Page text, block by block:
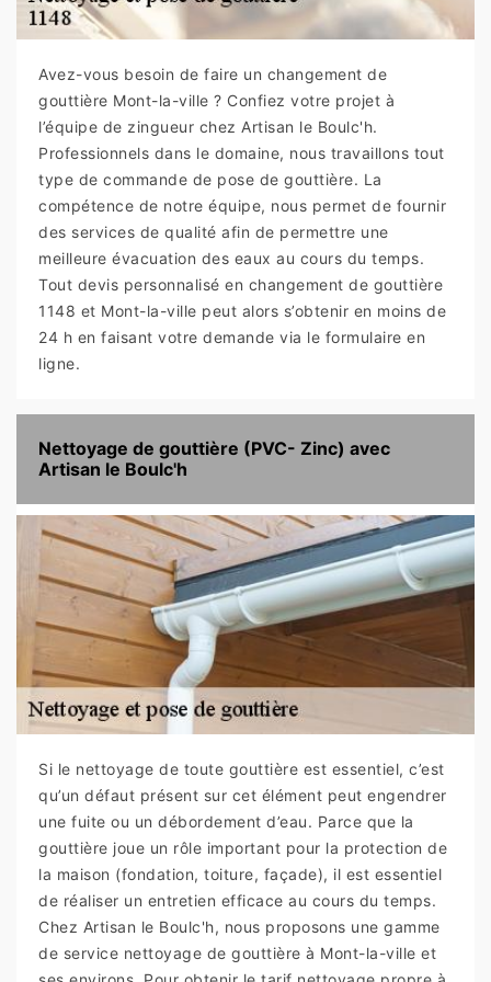
Avez-vous besoin de faire un changement de
gouttière Mont-la-ville ? Confiez votre projet à
l’équipe de zingueur chez Artisan le Boulc'h.
Professionnels dans le domaine, nous travaillons tout
type de commande de pose de gouttière. La
compétence de notre équipe, nous permet de fournir
des services de qualité afin de permettre une
meilleure évacuation des eaux au cours du temps.
Tout devis personnalisé en changement de gouttière
1148 et Mont-la-ville peut alors s’obtenir en moins de
24 h en faisant votre demande via le formulaire en
ligne.
Nettoyage de gouttière (PVC- Zinc) avec
Artisan le Boulc'h
Si le nettoyage de toute gouttière est essentiel, c’est
qu’un défaut présent sur cet élément peut engendrer
une fuite ou un débordement d’eau. Parce que la
gouttière joue un rôle important pour la protection de
la maison (fondation, toiture, façade), il est essentiel
de réaliser un entretien efficace au cours du temps.
Chez Artisan le Boulc'h, nous proposons une gamme
de service nettoyage de gouttière à Mont-la-ville et